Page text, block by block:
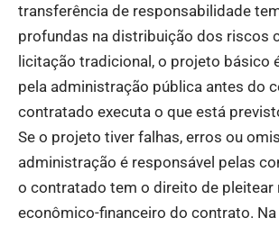
transferência de responsabilidade
profundas na distribuição dos riscos
licitação tradicional, o projeto básico
pela administração pública antes do
contratado executa o que está
Se o projeto tiver falhas, erros ou
administração é responsável pelas
o contratado tem o direito de pleitear
econômico-financeiro do contrato.